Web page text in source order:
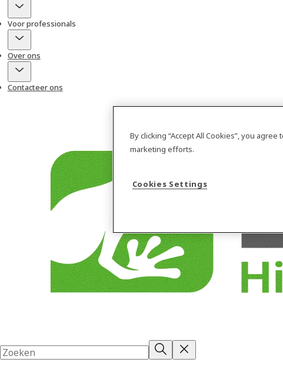
Voor professionals
Over ons
Contacteer ons
By clicking “Accept All Cookies”, you
marketing efforts.
Cookies Settings